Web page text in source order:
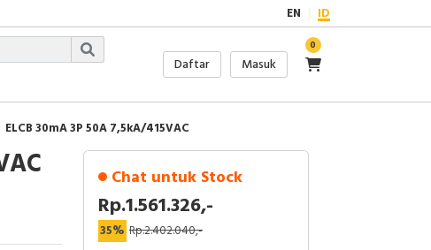
EN ID
Daftar Masuk
0
ELCB 30mA 3P 50A 7,5kA/415VAC
Chat untuk Stock
Rp.1.561.326,-
35% Rp.2.402.040,-